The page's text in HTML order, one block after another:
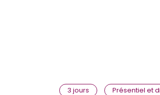
3 jours Présentiel et